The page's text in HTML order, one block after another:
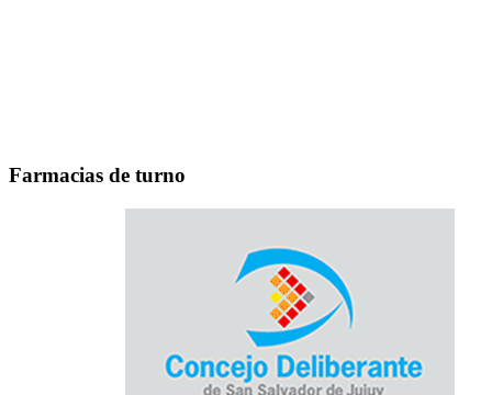
Farmacias de turno